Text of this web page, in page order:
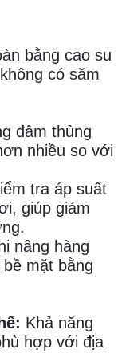
bằng cao su
có săm
đâm thủng
nhiều so với
tra áp suất
giúp giảm
nâng hàng
mặt bằng
Khả năng
hợp với địa